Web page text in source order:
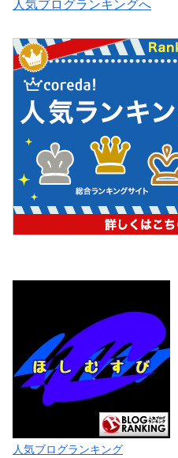
人気ブログランキングへ
人気ブログランキング